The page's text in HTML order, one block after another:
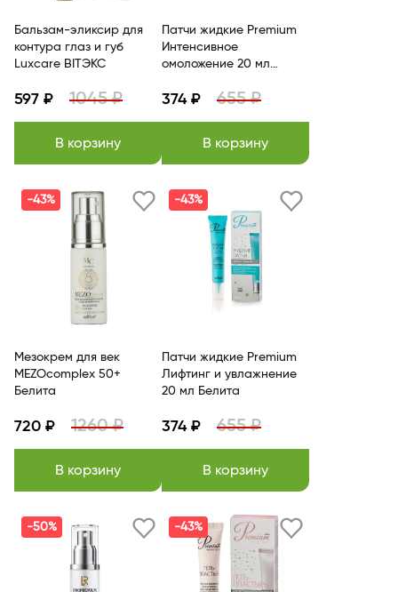
Бальзам-эликсир для
контура глаз и губ
Luxcare BITЭКС
597 ₽ 1045 ₽
В корзину
Патчи жидкие Premium
Интенсивное
омоложение 20 мл
374 ₽ 655 ₽
В корзину
-43%
Мезокрем для век
MEZOcomplex 50+
Белита
720 ₽ 1260 ₽
В корзину
-43%
Патчи жидкие Premium
Лифтинг и увлажнение
20 мл Белита
374 ₽ 655 ₽
В корзину
-50% -43%